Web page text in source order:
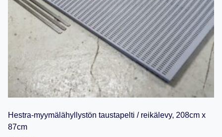
Hestra-myymälähyllystön taustapelti / reikälevy, 208cm x
87cm